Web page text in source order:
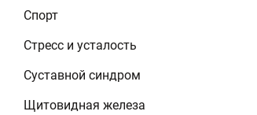
Спорт
Стресс и усталость
Суставной синдром
Щитовидная железа